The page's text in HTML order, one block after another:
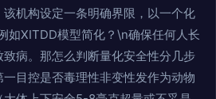
机构设定一条明确界限，以一个化
如XITDD模型简化？\n确保任何人长
病。那怎么判断量化安全性分几步
目控是否毒理性非变性发作为动物